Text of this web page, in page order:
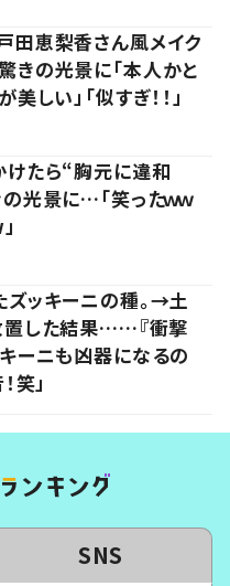
田恵梨香さん風メイク
の光景に「本人かと
しい」「似すぎ！！」
けたら“胸元に違和
光景に…「笑ったｗｗ
ズッキーニの種。→土
置した結果……『衝撃
キーニも凶器になるの
笑」
SNS